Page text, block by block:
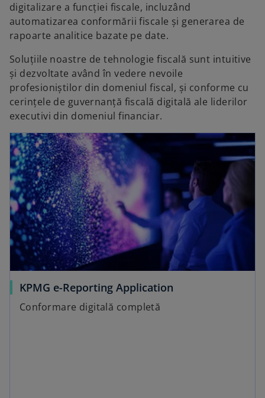
digitalizare a funcției fiscale, incluzând
automatizarea conformării fiscale și generarea de
rapoarte analitice bazate pe date.
Soluțiile noastre de tehnologie fiscală sunt intuitive
și dezvoltate având în vedere nevoile
profesioniștilor din domeniul fiscal, și conforme cu
cerințele de guvernanță fiscală digitală ale liderilor
executivi din domeniul financiar.
KPMG e-Reporting Application
Conformare digitală completă